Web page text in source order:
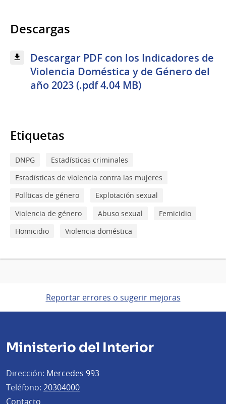
Descargas
Descargar PDF con los Indicadores de
Violencia Doméstica y de Género del
año 2023 (.pdf 4.04 MB)
Etiquetas
DNPG
Estadísticas criminales
Estadísticas de violencia contra las mujeres
Políticas de género
Explotación sexual
Violencia de género
Abuso sexual
Femicidio
Homicidio
Violencia doméstica
Reportar errores o sugerir mejoras
Ministerio del Interior
Dirección: Mercedes 993
Teléfono: 20304000
Contacto